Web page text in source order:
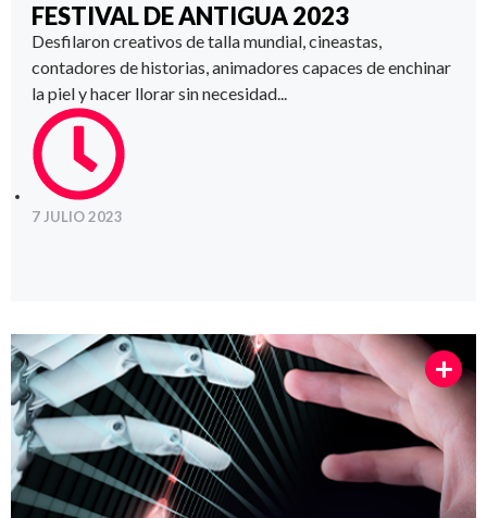
FESTIVAL DE ANTIGUA 2023
Desfilaron creativos de talla mundial, cineastas,
contadores de historias, animadores capaces de enchinar
la piel y hacer llorar sin necesidad...
7 JULIO 2023